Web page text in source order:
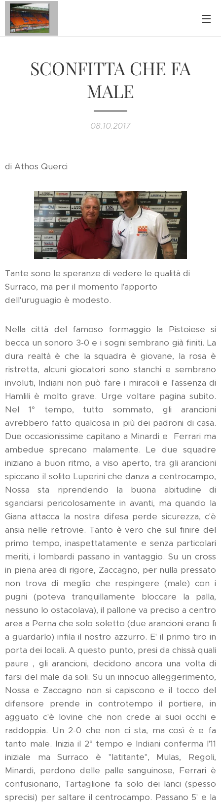
SCONFITTA CHE FA
MALE
08.10.2017
di Athos Querci
Tante sono le speranze di vedere le qualità di
Surraco, ma per il momento l'apporto
dell'uruguagio è modesto.
Nella città del famoso formaggio la Pistoiese si
becca un sonoro 3-0 e i sogni sembrano già finiti. La
dura realtà è che la squadra è giovane, la rosa è
ristretta, alcuni giocatori sono stanchi e sembrano
involuti, Indiani non può fare i miracoli e l'assenza di
Hamlili è molto grave. Urge voltare pagina subito.
Nel 1° tempo, tutto sommato, gli arancioni
avrebbero fatto qualcosa in più dei padroni di casa.
Due occasionissime capitano a Minardi e Ferrari ma
ambedue sprecano malamente. Le due squadre
iniziano a buon ritmo, a viso aperto, tra gli arancioni
spiccano il solito Luperini che danza a centrocampo,
Nossa sta riprendendo la buona abitudine di
sganciarsi pericolosamente in avanti, ma quando la
Giana attacca la nostra difesa perde sicurezza, c'è
ansia nelle retrovie. Tanto è vero che sul finire del
primo tempo, inaspettatamente e senza particolari
meriti, i lombardi passano in vantaggio. Su un cross
in piena area di rigore, Zaccagno, per nulla pressato
non trova di meglio che respingere (male) con i
pugni (poteva tranquillamente bloccare la palla,
nessuno lo ostacolava), il pallone va preciso a centro
area a Perna che solo soletto (due arancioni erano lì
a guardarlo) infila il nostro azzurro. E' il primo tiro in
porta dei locali. A questo punto, presi da chissà quali
paure , gli arancioni, decidono ancora una volta di
farsi del male da soli. Su un innocuo alleggerimento,
Nossa e Zaccagno non si capiscono e il tocco del
difensore prende in controtempo il portiere, in
agguato c'è Iovine che non crede ai suoi occhi e
raddoppia. Un 2-0 che non ci sta, ma così è e fa
tanto male. Inizia il 2° tempo e Indiani conferma l'11
iniziale ma Surraco è "latitante", Mulas, Regoli,
Minardi, perdono delle palle sanguinose, Ferrari è
confusionario, Tartaglione fa solo dei lanci (spesso
sprecisi) per saltare il centrocampo. Passano 5' e la